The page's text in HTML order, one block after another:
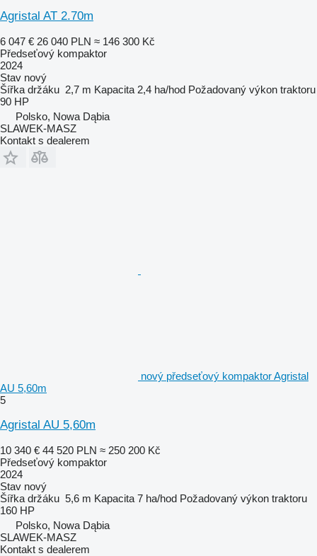
Agristal AT 2.70m
6 047 € 26 040 PLN ≈ 146 300 Kč
Předseťový kompaktor
2024
Stav nový
Šířka držáku 2,7 m Kapacita 2,4 ha/hod Požadovaný výkon traktoru
90 HP
Polsko, Nowa Dąbia
SLAWEK-MASZ
Kontakt s dealerem
nový předseťový kompaktor Agristal
AU 5,60m
5
Agristal AU 5,60m
10 340 € 44 520 PLN ≈ 250 200 Kč
Předseťový kompaktor
2024
Stav nový
Šířka držáku 5,6 m Kapacita 7 ha/hod Požadovaný výkon traktoru
160 HP
Polsko, Nowa Dąbia
SLAWEK-MASZ
Kontakt s dealerem